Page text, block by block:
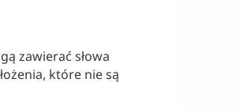
zawierać słowa
które nie są